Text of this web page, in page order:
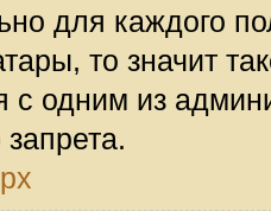
для каждого
то значит
с одним из